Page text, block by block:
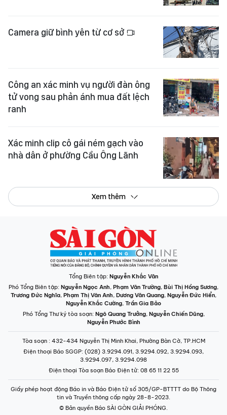
Xác minh clip cô gái ném gạch vào
Tổng Biên tập: Nguyễn Khắc Văn
Phó Tổng Biên tập:Nguyễn Ngọc Anh,Phạm Văn Trường , Bùi Thị Hồng Sương
Trương Đức Nghĩa,Phạm Thị Vân Anh,Dương Văn Quang,Nguyễn Đức Hiển
Phó Tổng Thư ký tòa soạn:
Ngô Quang Trưởng
Nguyễn Phước Bình
: 432-434 Nguyễn Thị Minh Khai, Phường Bàn Cờ, TP.HCM
Điện thoại Báo SGGP
: (028) 3.9294.091, 3.9294.092, 3.9294.093,
3.9294.097, 3.9294.098
Điện thoại Tòa soạn Báo Điện tử : 08 65 11 22 55
Giấy phép hoạt động Báo in và Báo Điện tử số 305/GP-BTTTT do Bộ Thông
© Bản quyền Báo SÀI GÒN GIẢI PHÓNG.